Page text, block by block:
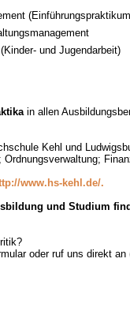
und Jugendarbeit)
in allen
Kehl und
www.hs-kehl.de/.
und Studium
oder ruf uns direkt